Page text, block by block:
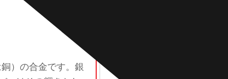
）の合金です。銀
ール